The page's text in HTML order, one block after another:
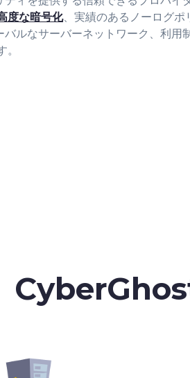
度な暗号化、実績のあるノーログポ
ルなサーバーネットワーク、利用